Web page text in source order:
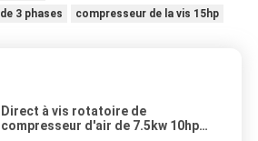
3 phases
compresseur de la vis 15hp
Direct à vis rotatoire de
compresseur d'air de 7.5kw 10hp